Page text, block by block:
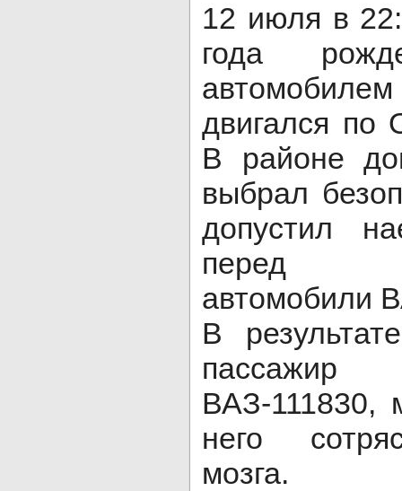
12 июля в
года
двигался по
В районе
выбрал
допустил
перед
автомобили
В
ВАЗ-111830,
него
мозга.